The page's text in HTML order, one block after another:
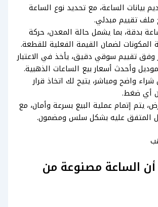
بيانات الساعة، مع تحديد نوع الساعة
ملف تقييم مبدئي.
بدقة، بما يشمل حالة المعدن، حركة
المكونات لضمان القيمة الفعلية للقطعة.
تقييم سوقي دقيق، يأخذ في الاعتبار
وأحدث أسعار بيع الساعات الذهبية.
واضح ومباشر، يتيح لك اتخاذ قرار
أي ضغط.
يتم إتمام عملية البيع بسرعة وأمان، مع
المتفق عليه بشكل سلس ومضمون.
الساعة مصنوعة من